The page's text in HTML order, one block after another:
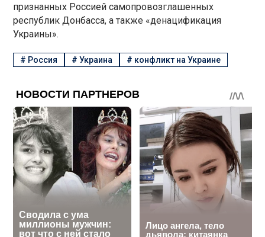
признанных Россией самопровозглашенных
республик Донбасса, а также «денацификация
Украины».
# Россия #Украина # конфликт на Украине